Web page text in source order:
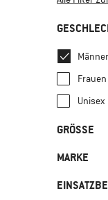
Männer
Frauen
Unisex
GRÖSSE
XS
XXL 3XL
MARKE